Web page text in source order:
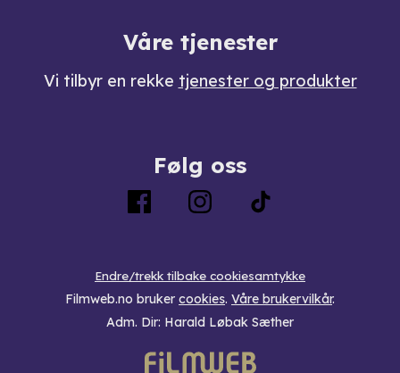
Våre tjenester
Vi tilbyr en rekke tjenester og produkter
Følg oss
Endre/trekk tilbake cookiesamtykke
Filmweb.no bruker cookies. Våre brukervilkår.
Adm. Dir: Harald Løbak Sæther